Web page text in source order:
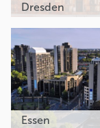
Dresden
Essen